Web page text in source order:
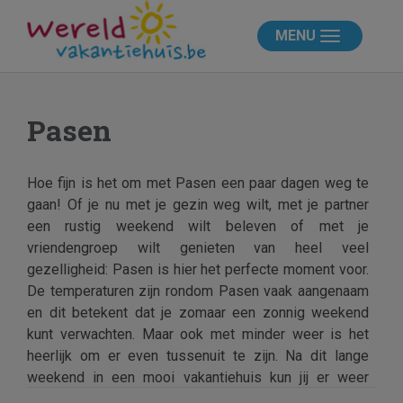
MENU
Pasen
Hoe fijn is het om met Pasen een paar dagen weg te
gaan! Of je nu met je gezin weg wilt, met je partner
een rustig weekend wilt beleven of met je
vriendengroep wilt genieten van heel veel
gezelligheid: Pasen is hier het perfecte moment voor.
De temperaturen zijn rondom Pasen vaak aangenaam
en dit betekent dat je zomaar een zonnig weekend
kunt verwachten. Maar ook met minder weer is het
heerlijk om er even tussenuit te zijn. Na dit lange
weekend in een mooi vakantiehuis kun jij er weer